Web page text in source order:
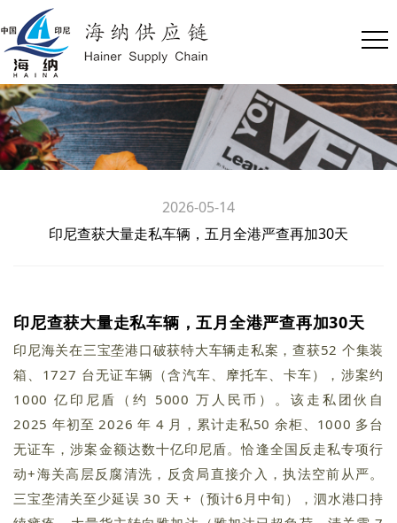
2026-05-14
印尼查获大量走私车辆，五月全港严查再加30天
印尼查获大量走私车辆，五月全港严查再加30天
印尼海关在三宝垄港口破获特大车辆走私案，查获52 个集装
箱、1727 台无证车辆（含汽车、摩托车、卡车），涉案约
1000 亿 印尼盾 （约 5000 万人民币）。该走私团伙自
2025 年初至 2026 年 4 月，累计走私50 余柜、1000 多台
无证车，涉案金额达数十亿印尼盾。恰逢全国反走私专项行
动+海关高层反腐清洗，反贪局直接介入，执法空前从严。
三宝垄清关至少延误 30 天 +（预计6月中旬）， 泗水港口持